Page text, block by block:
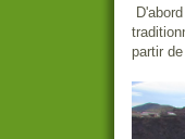
partir